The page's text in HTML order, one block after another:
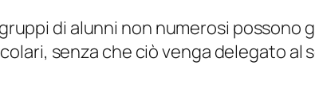
di alunni non numerosi possono
senza che ciò venga delegato al